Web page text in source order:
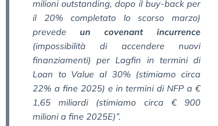
milioni outstanding, dopo il buy-back per
il 20% completato lo scorso marzo)
prevede un covenant incurrence
(impossibilità di accendere nuovi
finanziamenti) per Lagfin in termini di
Loan to Value al 30% (stimiamo circa
22% a fine 2025) e in termini di NFP a €
1,65 miliardi (stimiamo circa € 900
milioni a fine 2025E)”.